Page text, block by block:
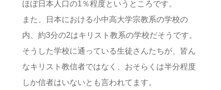
ほぼ日本人口の1％程度というところです。
また、日本における小中高大学宗教系の学校の
内、約3分の2はキリスト教系の学校だそうです。
そうした学校に通っている生徒さんたちが、皆ん
なキリスト教信者ではなく、おそらくは半分程度
しか信者はいないとも言われてます。